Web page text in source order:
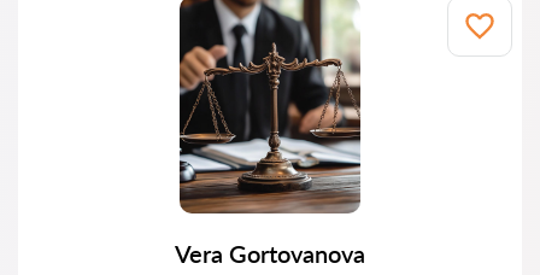
Vera Gortovanova